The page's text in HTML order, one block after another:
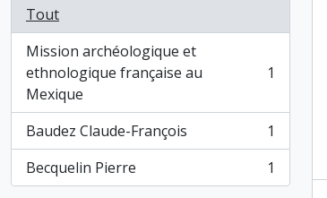
Tout
Mission archéologique et
ethnologique française au
Mexique
, 1 résultats 1
Baudez Claude-François
, 1 résultats
1
Becquelin Pierre
, 1 résultats 1